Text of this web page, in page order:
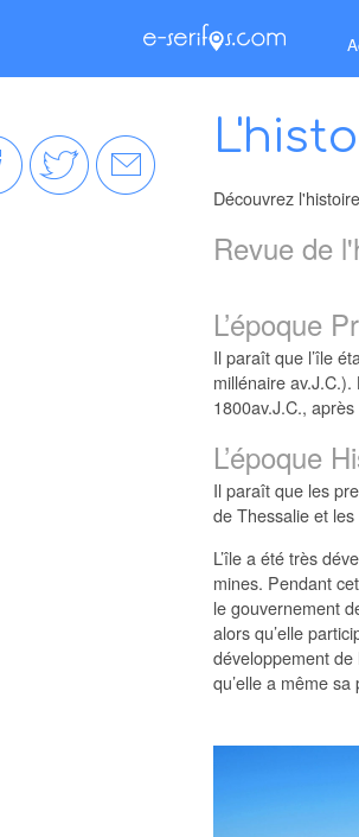
Découvrez
Revue de
L’époque
Il paraît que l’île
millénaire
1800av.J.C.,
L’époque
Il paraît que les
de Thessalie et les
L’île a été très
mines. Pendant
le gouvernement
alors qu’elle
développement de
qu’elle a même